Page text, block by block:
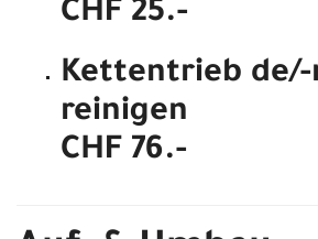
CHF 25.-
Kettentrieb
reinigen
CHF 76.-